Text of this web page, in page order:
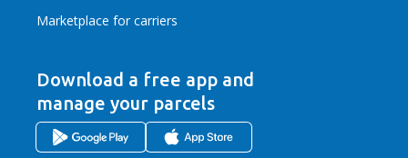
Marketplace for carriers
Download a free app and
manage your parcels